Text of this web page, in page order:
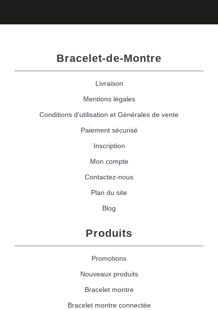
Bracelet-de-Montre
Livraison
Mentions légales
Conditions d'utilisation et Générales de vente
Paiement sécurisé
Inscription
Mon compte
Contactez-nous
Plan du site
Blog
Produits
Promotions
Nouveaux produits
Bracelet montre
Bracelet montre connectée